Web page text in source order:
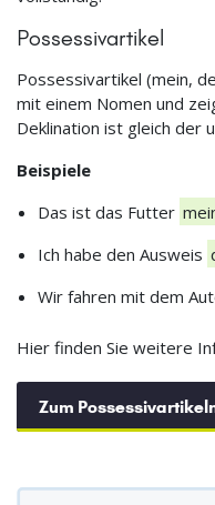
Possessivartikel
Possessivartikel (mein,
mit einem Nomen und
Deklination ist gleich der
Beispiele
Das ist das Futter
Ich habe den Ausweis
Wir fahren mit dem
Hier finden Sie weitere
Zum